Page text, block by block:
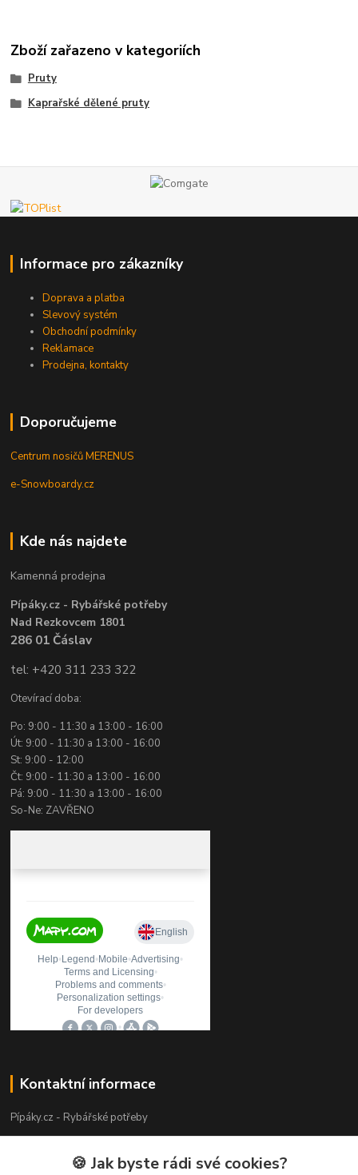
Zboží zařazeno v kategoriích
Pruty
Kaprařské dělené pruty
Informace pro zákazníky
Doprava a platba
Slevový systém
Obchodní podmínky
Reklamace
Prodejna, kontakty
Doporučujeme
Centrum nosičů MERENUS
e-Snowboardy.cz
Kde nás najdete
Kamenná prodejna
Pípáky.cz - Rybářské potřeby
Nad Rezkovcem 1801
286 01 Čáslav
tel: +420 311 233 322
Otevírací doba:
Po: 9:00 - 11:30 a 13:00 - 16:00
Út: 9:00 - 11:30 a 13:00 - 16:00
St: 9:00 - 12:00
Čt: 9:00 - 11:30 a 13:00 - 16:00
Pá: 9:00 - 11:30 a 13:00 - 16:00
So-Ne: ZAVŘENO
Kontaktní informace
Pípáky.cz - Rybářské potřeby
Zákaznická podpora
+420 777 789 055
🍪 Jak byste rádi své cookies?